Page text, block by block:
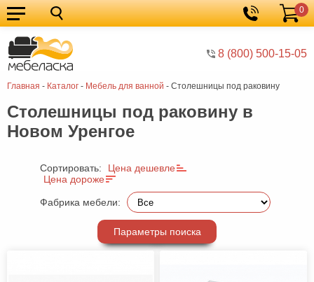
8 (800) 500-15-05
Корзина
0
Главная - Каталог - Мебель для ванной - Столешницы под раковину
Кухонные
гарнитуры
Мебель
для
кухни
Мебель
для
спальни
Кровати
Шкафы
Диваны
Столешницы под раковину в
Новом Уренгое
Сортировать:
Цена дешевле
Цена дороже
Фабрика мебели:
Параметры поиска